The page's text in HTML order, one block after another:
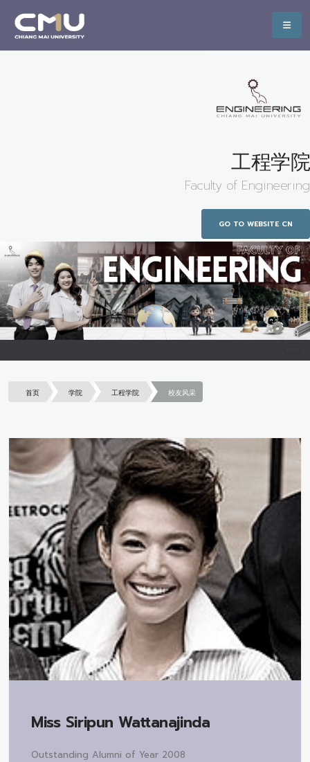
工程学院
Faculty of Engineering
GO TO WEBSITE CN
首页 学院 工程学院 校友风采
Miss Siripun Wattanajinda
Outstanding Alumni of Year 2008